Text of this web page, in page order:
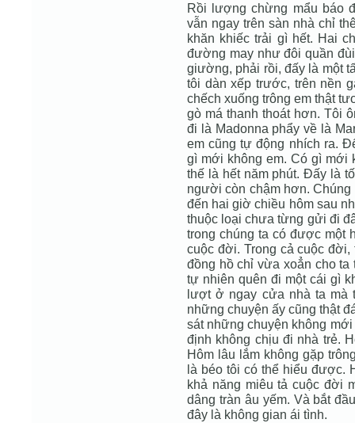
Rồi lượng chừng mẩu báo
vẫn ngay trên sàn nhà chỉ
khăn khiếc trải gì hết. Hai
đường may như đôi quần
giường, phải rồi, đấy là một
tôi dàn xếp trước, trên nền
chếch xuống trông em thật
gò má thanh thoát hơn. Tôi
đi là Madonna phẩy về là
em cũng tự động nhích ra.
gì mới không em. Có gì mới
thế là hết năm phút. Đấy là
người còn chậm hơn.
đến hai giờ chiều hôm sau
thuộc loại chưa từng gửi đi
trong chúng ta có được một
cuộc đời. Trong cả cuộc
đồng hồ chỉ vừa xoẳn cho ta
tự nhiên quên đi một cái gì
lượt ở ngay cửa nhà ta mà
những chuyện ấy cũng thật
sát những chuyện không
định không chịu đi nhà trẻ.
Hôm lâu lắm không gặp
là béo tôi có thể hiểu được.
khả năng miêu tả cuộc đời
dâng tràn âu yếm. Và bắt
đây là không gian ái tình.